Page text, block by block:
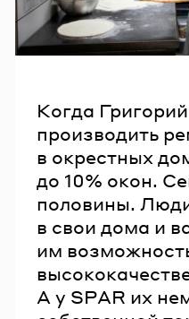
Когда
производить
в окрестных
до 10% окон.
половины.
в свои дома и
им
А у SPAR их